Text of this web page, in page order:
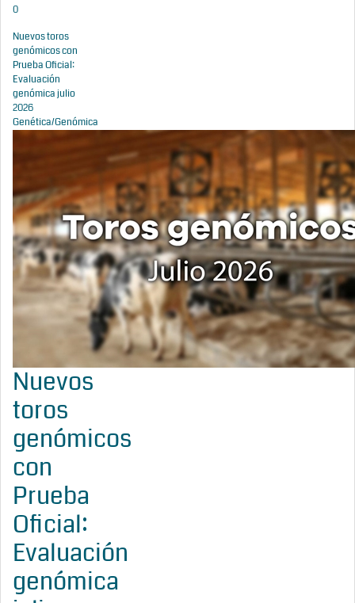
0
Nuevos toros
genómicos con
Prueba Oficial:
Evaluación
genómica julio
2026
Genética/Genómica
Nuevos
toros
genómicos
con
Prueba
Oficial:
Evaluación
genómica